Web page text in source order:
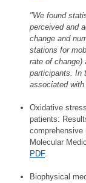
"We found
perceived and
change and
stations for
rate of change)
participants. In
associated
Oxidative
patients:
comprehensive
Molecular
PDF.
Biophysical